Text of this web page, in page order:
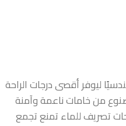
ليوفر أقصى درجات الراحة
من خامات ناعمة وآمنة
تصريف للماء تمنع تجمع